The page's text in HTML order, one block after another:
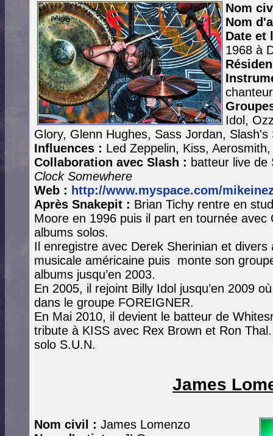
Nom
Nom
Date et
1968 à
Idol,
Glory, Glenn Hughes, Sass Jordan,
Influences : Led Zeppelin, Kiss,
Collaboration avec Slash : batteur live
Clock Somewhere
Web : http://www.myspace.com/
Après Snakepit : Brian Tichy rentre en
Moore en 1996 puis il part en tournée
albums solos.
Il enregistre avec Derek Sherinian et
musicale américaine puis monte son
albums jusqu’en 2003.
En 2005, il rejoint Billy Idol jusqu’en 2009
dans le groupe FOREIGNER.
En Mai 2010, il devient le batteur de
tribute à KISS avec Rex Brown et Ron
solo S.U.N.
James
Nom civil : James Lomenzo